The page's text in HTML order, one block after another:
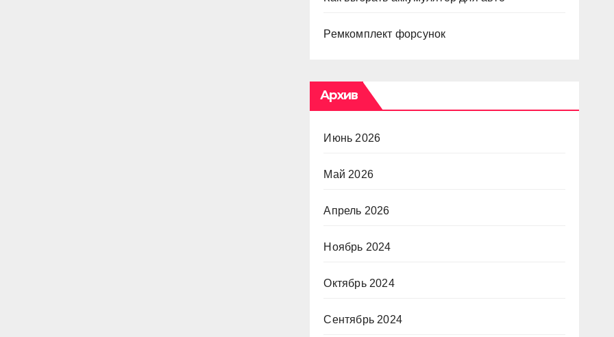
Ремкомплект форсунок
Архив
Июнь 2026
Май 2026
Апрель 2026
Ноябрь 2024
Октябрь 2024
Сентябрь 2024